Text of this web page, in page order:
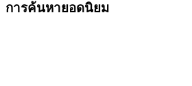
การค้นหายอดนิยม